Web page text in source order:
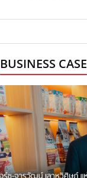
BUSINESS CASE